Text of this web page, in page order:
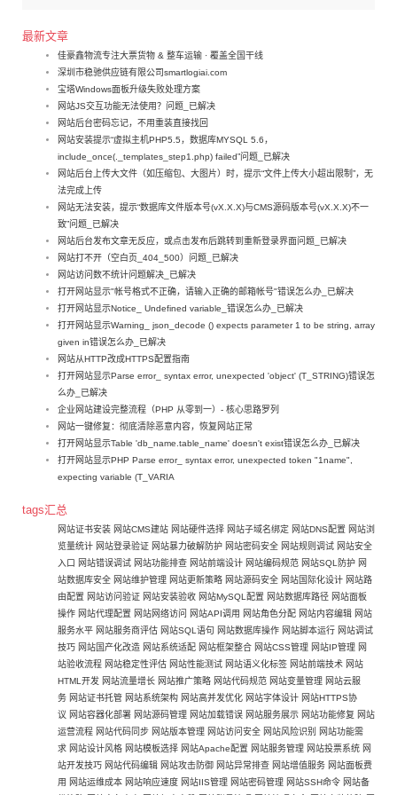
最新文章
佳豪鑫物流专注大票货物 & 整车运输 · 覆盖全国干线
深圳市稳驰供应链有限公司smartlogiai.com
宝塔Windows面板升级失败处理方案
网站JS交互功能无法使用？问题_已解决
网站后台密码忘记，不用重装直接找回
网站安装提示“虚拟主机PHP5.5，数据库MYSQL 5.6，
include_once(._templates_step1.php) failed”问题_已解决
网站后台上传大文件（如压缩包、大图片）时，提示“文件上传大小超出限制”，无
法完成上传
网站无法安装，提示“数据库文件版本号(vX.X.X)与CMS源码版本号(vX.X.X)不一
致”问题_已解决
网站后台发布文章无反应，或点击发布后跳转到重新登录界面问题_已解决
网站打不开（空白页_404_500）问题_已解决
网站访问数不统计问题解决_已解决
打开网站显示"帐号格式不正确，请输入正确的邮箱帐号"错误怎么办_已解决
打开网站显示Notice_ Undefined variable_错误怎么办_已解决
打开网站显示Warning_ json_decode () expects parameter 1 to be string, array
given in错误怎么办_已解决
网站从HTTP改成HTTPS配置指南
打开网站显示Parse error_ syntax error, unexpected 'object' (T_STRING)错误怎
么办_已解决
企业网站建设完整流程（PHP 从零到一）- 核心思路罗列
网站一键修复：彻底清除恶意内容，恢复网站正常
打开网站显示Table 'db_name.table_name' doesn't exist错误怎么办_已解决
打开网站显示PHP Parse error_ syntax error, unexpected token "1name",
expecting variable (T_VARIA
tags汇总
网站证书安装 网站CMS建站 网站硬件选择 网站子域名绑定 网站DNS配置 网站浏
览量统计 网站登录验证 网站暴力破解防护 网站密码安全 网站规则调试 网站安全
入口 网站错误调试 网站功能排查 网站前端设计 网站编码规范 网站SQL防护 网
站数据库安全 网站维护管理 网站更新策略 网站源码安全 网站国际化设计 网站路
由配置 网站访问验证 网站安装验收 网站MySQL配置 网站数据库路径 网站面板
操作 网站代理配置 网站网络访问 网站API调用 网站角色分配 网站内容编辑 网站
服务水平 网站服务商评估 网站SQL语句 网站数据库操作 网站脚本运行 网站调试
技巧 网站国产化改造 网站系统适配 网站框架整合 网站CSS管理 网站IP管理 网
站验收流程 网站稳定性评估 网站性能测试 网站语义化标签 网站前端技术 网站
HTML开发 网站流量增长 网站推广策略 网站代码规范 网站变量管理 网站云服
务 网站证书托管 网站系统架构 网站高并发优化 网站字体设计 网站HTTPS协
议 网站容器化部署 网站源码管理 网站加载错误 网站服务展示 网站功能修复 网站
运营流程 网站代码同步 网站版本管理 网站访问安全 网站风险识别
网站功能需
求 网站设计风格 网站模板选择 网站Apache配置 网站服务管理 网站投票系统 网
站开发技巧 网站代码编辑 网站攻击防御 网站异常排查 网站增值服务 网站面板费
用
网站运维成本 网站响应速度 网站IIS管理 网站密码管理 网站SSH命令 网站备